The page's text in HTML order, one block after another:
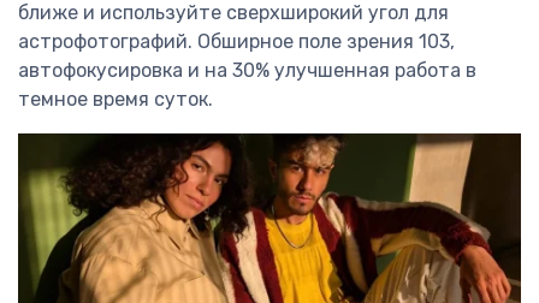
ближе и используйте сверхширокий угол для
астрофотографий. Обширное поле зрения 103,
автофокусировка и на 30% улучшенная работа в
темное время суток.